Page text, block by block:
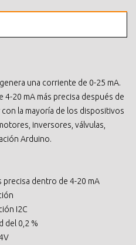
una corriente de 0-25 mA.
20 mA más precisa después de
con la mayoría de los dispositivos
inversores, válvulas,
Arduino.
precisa dentro de 4-20 mA
I2C
del 0,2 %